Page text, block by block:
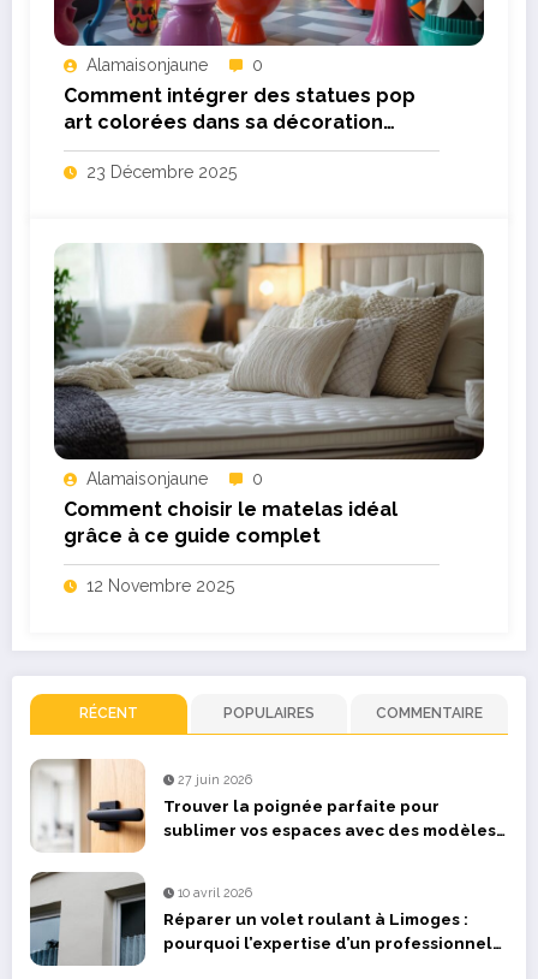
Alamaisonjaune 0
Comment intégrer des statues pop
art colorées dans sa décoration
intérieure
23 Décembre 2025
Alamaisonjaune 0
Comment choisir le matelas idéal
grâce à ce guide complet
12 Novembre 2025
RÉCENT POPULAIRES COMMENTAIRE
27 juin 2026
Trouver la poignée parfaite pour
sublimer vos espaces avec des modèles
10 avril 2026
Réparer un volet roulant à Limoges :
pourquoi l’expertise d’un professionnel